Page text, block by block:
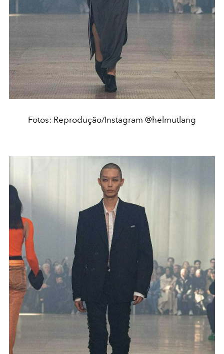
Fotos: Reprodução/Instagram @helmutlang